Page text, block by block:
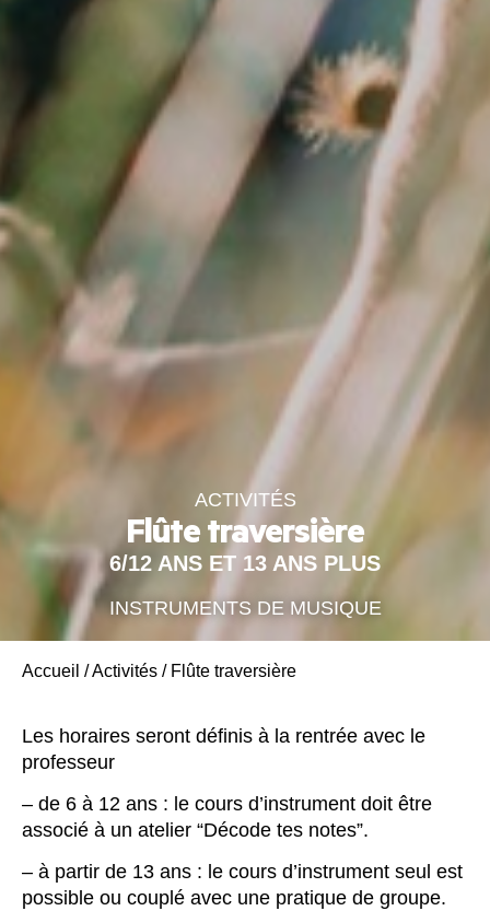
ACTIVITÉS
Flûte traversière
6/12 ANS ET 13 ANS PLUS
INSTRUMENTS DE MUSIQUE
Accueil /Activités / Flûte traversière
Les horaires seront définis à la rentrée avec le
professeur
– de 6 à 12 ans : le cours d’instrument doit être
associé à un atelier “Décode tes notes”.
– à partir de 13 ans : le cours d’instrument seul est
possible ou couplé avec une pratique de groupe.